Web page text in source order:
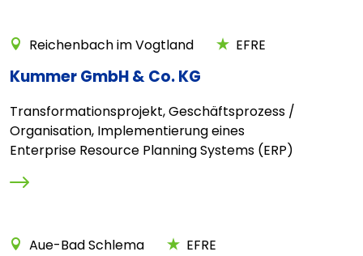
Reichenbach im Vogtland EFRE
Kummer GmbH & Co. KG
Transformationsprojekt, Geschäftsprozess /
Organisation, Implementierung eines
Enterprise Resource Planning Systems (ERP)
Aue-Bad Schlema EFRE